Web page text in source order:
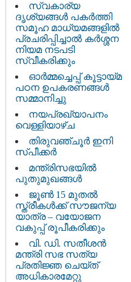
സ്വകാര്യ
ദൃശ്യങ്ങള്‍ പകര്‍ത്തി
സമൂഹ മാധ്യമങ്ങളില്‍
പ്രചരിപ്പിച്ചാൽ കർശ്ശന
നിയമ നടപടി
സ്വീകരിക്കും
ഓർമ്മച്ചെപ്പ് കൂട്ടായ്മ
പഠന ഉപകരണങ്ങൾ
സമ്മാനിച്ചു
നയപ്രഖ്യാപനം
വെള്ളിയാഴ്ച
തിരുവഞ്ചൂർ ഇനി
സ്പീക്കർ
മന്ത്രിസഭയിൽ
പുതുമുഖങ്ങൾ
ജൂൺ 15 മുതൽ
സ്ത്രീകൾക്ക് സൗജന്യ
യാത്ര – വയോജന
വകുപ്പ് രൂപീകരിക്കും
വി. ഡി. സതീശന്‍
മന്ത്രി സഭ സത്യ
പ്രതിജ്ഞ ചെയ്ത്
അധികാരമേറ്റു